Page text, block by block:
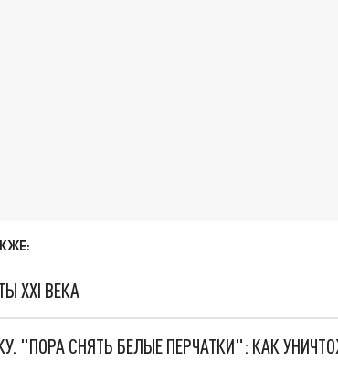
XXI ВЕКА
"ПОРА СНЯТЬ БЕЛЫЕ ПЕРЧАТКИ": КАК